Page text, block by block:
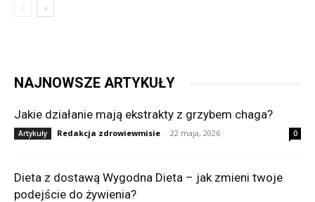
NAJNOWSZE ARTYKUŁY
Jakie działanie mają ekstrakty z grzybem chaga?
Artykuły Redakcja zdrowiewmisie - 22 maja, 2026 0
Dieta z dostawą Wygodna Dieta – jak zmieni twoje
podejście do żywienia?